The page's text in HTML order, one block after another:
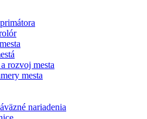
rozvoj mesta
mesta
nariadenia